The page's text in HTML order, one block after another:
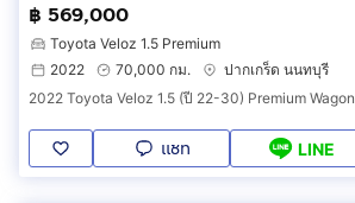
฿ 569,000
Toyota Veloz 1.5 Premium
2022
70,000 กม.
ปากเกร็ด นนทบุรี
2022 Toyota Veloz 1.5 (ปี 22-30) Premium Wagon
แชท LINE